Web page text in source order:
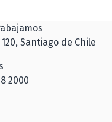
Santiago de Chile
2000